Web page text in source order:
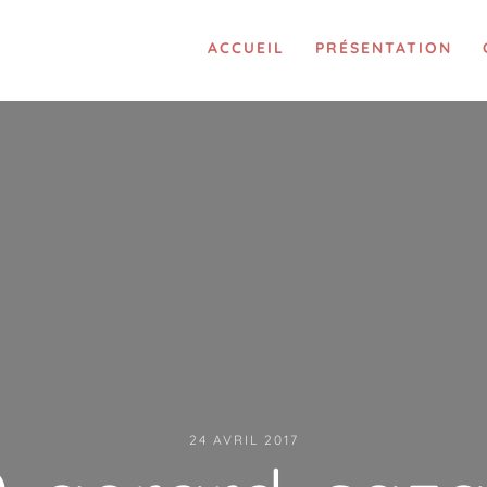
ACCUEIL PRÉSENTATION
24 AVRIL 2017